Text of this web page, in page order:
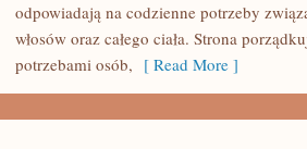
odpowiadają na codzienne potrzeby
włosów oraz całego ciała. Strona
potrzebami osób, [ Read More ]